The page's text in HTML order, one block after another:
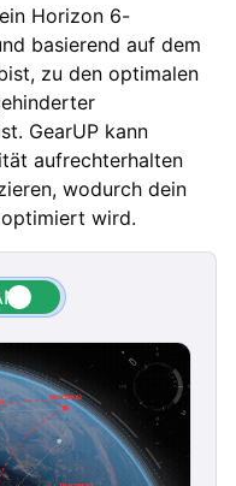
Horizon 6-
basierend auf dem
zu den optimalen
GearUP kann
aufrechterhalten
wodurch dein
wird.